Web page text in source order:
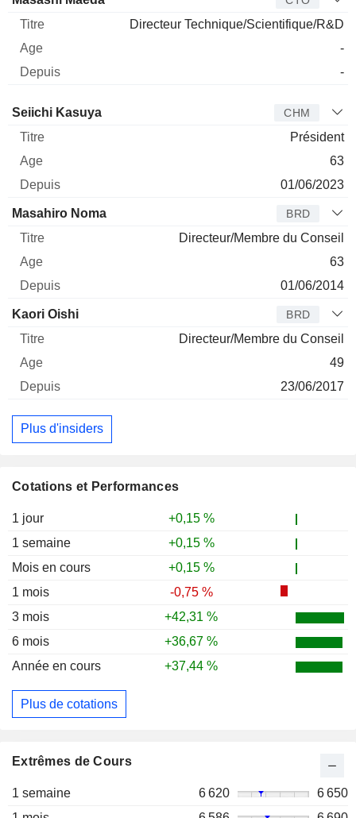
Cotations et Performances
1 jour
+0,15 %
1 semaine
+0,15 %
Mois en cours
+0,15 %
1 mois
-0,75 %
3 mois
+42,31 %
6 mois
+36,67 %
Année en cours
+37,44 %
Plus de cotations
Extrêmes de Cours
1 semaine 6 620
6 650
Directeur Technique/Scientifique/R&D
-
-
Administrateur
Seiichi Kasuya CHM
Président
63
01/06/2023
Masahiro Noma BRD
Directeur/Membre du Conseil
63
01/06/2014
Kaori Oishi BRD
Directeur/Membre du Conseil
49
23/06/2017
Plus d'insiders